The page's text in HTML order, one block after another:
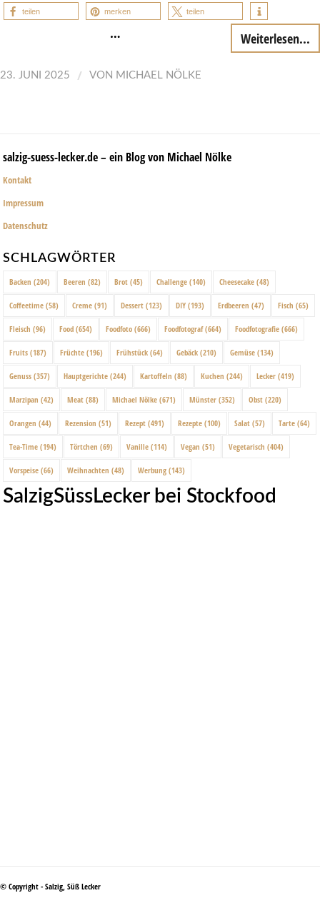
teilen merken teilen
… Weiterlesen...
23. JUNI 2025 / VON MICHAEL NÖLKE
salzig-suess-lecker.de – ein Blog von Michael Nölke
Kontakt
Impressum
Datenschutz
SCHLAGWÖRTER
Backen (204) Beeren (82) Brot (45) Challenge (140) Cheesecake (48)
Coffeetime (58) Creme (91) Dessert (123) DIY (193) Erdbeeren (47) Fisch (65)
Fleisch (96) Food (654) Foodfoto (666) Foodfotograf(664) Foodfotografie (666)
Fruits (187) Früchte (196) Frühstück (64) Gebäck (210) Gemüse (134)
Genuss (357) Hauptgerichte (244) Kartoffeln (88) Kuchen (244) Lecker (419)
Marzipan (42) Meat (88) Michael Nölke (671) Münster (352) Obst (220)
Orangen (44) Rezension (51) Rezept (491) Rezepte (100) Salat (57) Tarte (64)
Tea-Time (194) Törtchen (69) Vanille (114) Vegan (51) Vegetarisch (404)
Vorspeise (66) Weihnachten (48) Werbung (143)
SalzigSüssLecker bei Stockfood
© Copyright - Salzig, Süß Lecker